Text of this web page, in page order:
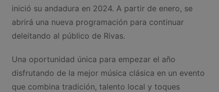
inició su andadura en 2024. A partir de enero, se
abrirá una nueva programación para continuar
deleitando al público de Rivas.
Una oportunidad única para empezar el año
disfrutando de la mejor música clásica en un evento
que combina tradición, talento local y toques